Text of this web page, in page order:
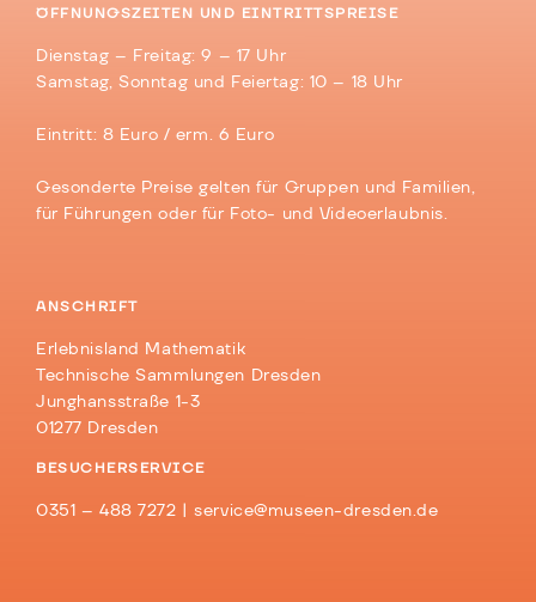
ÖFFNUNGSZEITEN UND EINTRITTSPREISE
Dienstag – Freitag: 9 – 17 Uhr
Samstag, Sonntag und Feiertag: 10 – 18 Uhr
Eintritt: 8 Euro / erm. 6 Euro
Gesonderte Preise gelten für Gruppen und Familien,
für Führungen oder für Foto- und Videoerlaubnis.
ANSCHRIFT
Erlebnisland Mathematik
Technische Sammlungen Dresden
Junghansstraße 1-3
01277 Dresden
BESUCHERSERVICE
0351 – 488 7272 |service@museen-dresden.de